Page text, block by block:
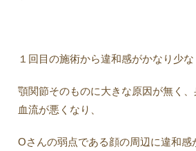
１回目の施術から違和感がかなり少な
顎関節そのものに大きな原因が無く
血流が悪くなり、
Oさんの弱点である顔の周辺に違和感